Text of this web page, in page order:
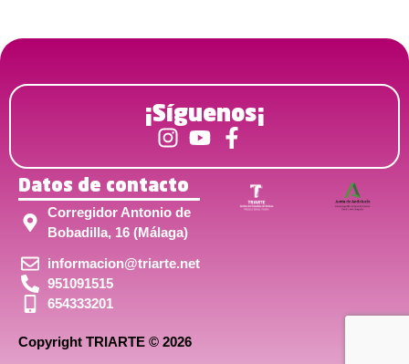
¡Síguenos¡
Datos de contacto
Corregidor Antonio de
Bobadilla, 16 (Málaga)
informacion@triarte.net
951091515
654333201
Copyright TRIARTE © 2026